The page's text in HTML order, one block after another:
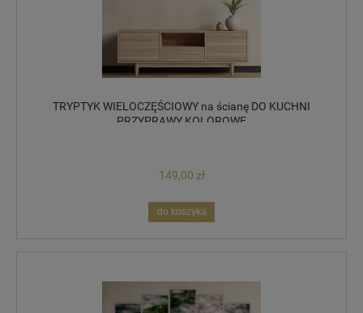
TRYPTYK WIELOCZĘŚCIOWY na ścianę DO KUCHNI
PRZYPRAWY KOLOROWE
149,00 zł
do koszyka